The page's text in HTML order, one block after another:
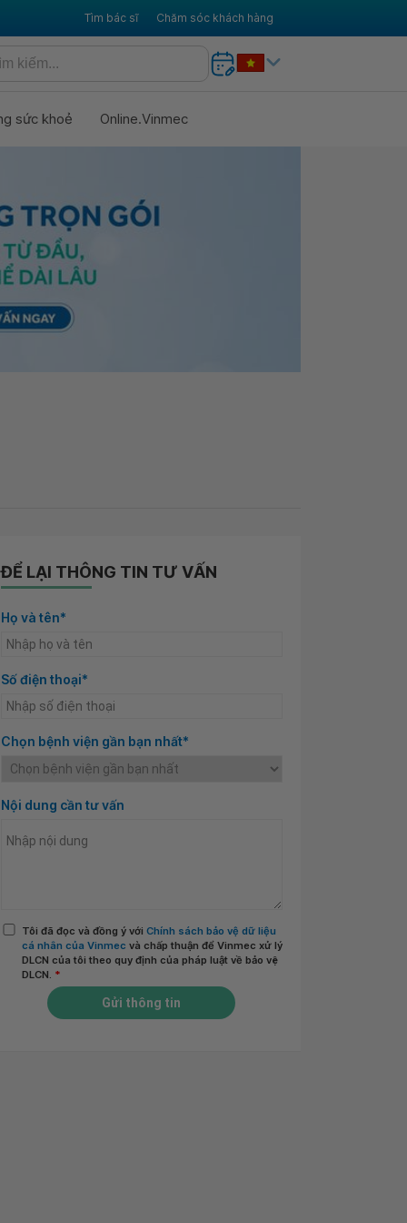
Tìm bác sĩ Chăm sóc khách hàng
sức khoẻ Online.Vinmec
ĐỂ LẠI THÔNG TIN TƯ VẤN
Họ và tên*
Số điện thoại*
Chọn bệnh viện gần bạn nhất*
Nội dung cần tư vấn
Tôi đã đọc và đồng ý với Chính sách bảo vệ dữ liệu
cá nhân của Vinmec và chấp thuận để Vinmec xử lý
DLCN của tôi theo quy định của pháp luật về bảo vệ
DLCN. *
Gửi thông tin